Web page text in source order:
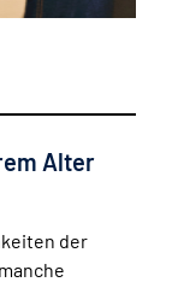
Alter
der